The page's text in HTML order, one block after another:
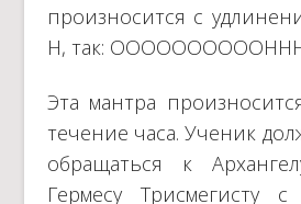
произносится с
Н, так:
Эта мантра
течение часа. Ученик
обращаться к
Гермесу Трисмегисту